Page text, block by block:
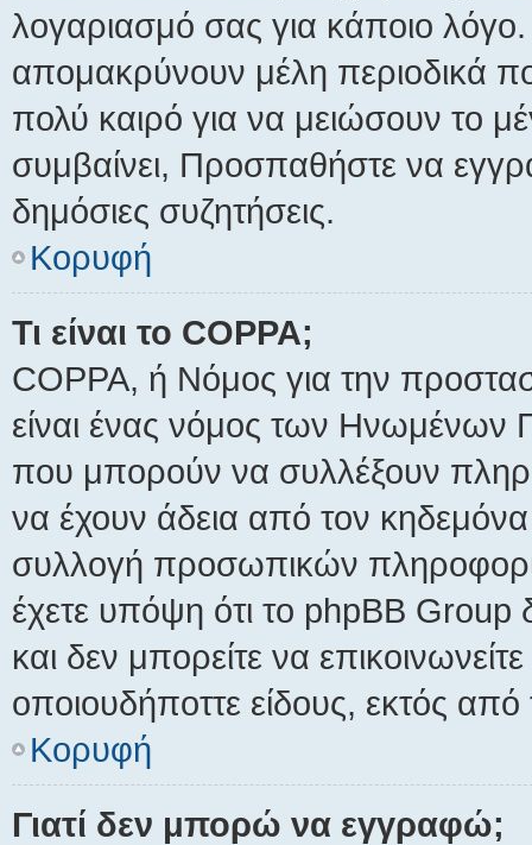
λογαριασμό σας για κάποιο
απομακρύνουν μέλη περιοδικά
πολύ καιρό για να μειώσουν το
συμβαίνει, Προσπαθήστε να
δημόσιες συζητήσεις.
Κορυφή
Τι είναι το COPPA;
COPPA, ή Νόμος για την
είναι ένας νόμος των Ηνωμένων
που μπορούν να συλλέξουν
να έχουν άδεια από τον κηδεμόνα
συλλογή προσωπικών
έχετε υπόψη ότι το phpBB
και δεν μπορείτε να
οποιουδήποττε είδους, εκτός
Κορυφή
Γιατί δεν μπορώ να εγγραφώ;